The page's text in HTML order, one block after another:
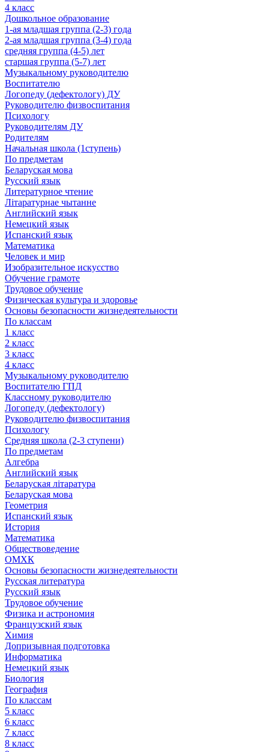
4 класс
Дошкольное образование
1-ая младшая группа (2-3) года
2-ая младшая группа (3-4) года
средняя группа (4-5) лет
старшая группа (5-7) лет
Музыкальному руководителю
Воспитателю
Логопеду (дефектологу) ДУ
Руководителю физвоспитания
Психологу
Руководителям ДУ
Родителям
Начальная школа (1ступень)
По предметам
Беларуская мова
Русский язык
Литературное чтение
Літаратурнае чытанне
Английский язык
Немецкий язык
Испанский язык
Математика
Человек и мир
Изобразительное искусство
Обучение грамоте
Трудовое обучение
Физическая культура и здоровье
Основы безопасности жизнедеятельности
По классам
1 класс
2 класс
3 класс
4 класс
Музыкальному руководителю
Воспитателю ГПД
Классному руководителю
Логопеду (дефектологу)
Руководителю физвоспитания
Психологу
Средняя школа (2-3 ступени)
По предметам
Алгебра
Английский язык
Беларуская літаратура
Беларуская мова
Геометрия
Испанский язык
История
Математика
Обществоведение
ОМХК
Основы безопасности жизнедеятельности
Русская литература
Русский язык
Трудовое обучение
Физика и астрономия
Французский язык
Химия
Допризывная подготовка
Информатика
Немецкий язык
Биология
География
По классам
5 класс
6 класс
7 класс
8 класс